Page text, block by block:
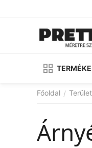
Főoldal /